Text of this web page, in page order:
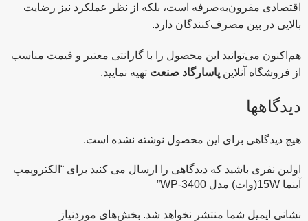
اقتصادی مقرون‌به‌صرفه است، بلکه از نظر عملکرد نیز رضایت
بالایی در بین مصرف‌کنندگان دارد.
هم‌اکنون می‌توانید این محصول را با گارانتی معتبر و قیمت مناسب
از فروشگاه آنلاین پاسارگاد صنعت تهیه نمایید.
دیدگاهها
هیچ دیدگاهی برای این محصول نوشته نشده است.
اولین نفری باشید که دیدگاهی را ارسال می کنید برای “الکتروپمپ
آبنما 15W(وات) مدل WP-3400”
نشانی ایمیل شما منتشر نخواهد شد. بخش‌های موردنیاز